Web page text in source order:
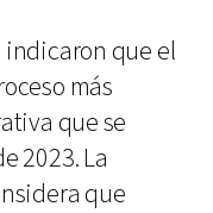
que el
más
que se
2023. La
que